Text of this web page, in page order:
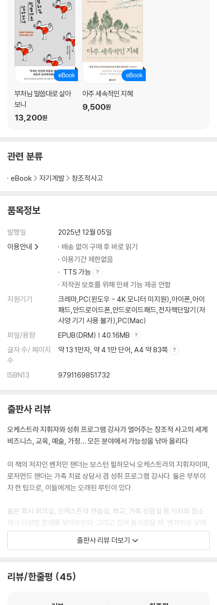
부처님 말씀대로 살아
보니
13,200원
아주 세속적인 지혜
9,500원
관련 분류
eBook 자기계발 창조적사고
품목정보
발행일
2025년 12월 05일
이용안내
배송 없이 구매 후 바로 읽기
이용기간 제한없음
TTS 가능
저작권 보호를 위해 인쇄 기능 제공 안함
지원기기
크레마,PC(윈도우 - 4K 모니터 미지원),아이폰,아이
패드,안드로이드폰,안드로이드패드,전자책단말기(저
사양 기기 사용 불가),PC(Mac)
파일/용량
EPUB(DRM) | 40.16MB
글자 수/ 페이지
수
약 13.1만자, 약 4.1만 단어, A4 약 83쪽
ISBN13 9791169851732
출판사 리뷰
오케스트라 지휘자와 성취 프로그램 강사가 열어주는 창조적 사고의 세계
비즈니스, 교육, 예술, 가정… 모든 분야에서 가능성을 낚아 올리다
이 책의 저자인 벤저민 잰더는 보스턴 필하모닉 오케스트라의 지휘자이며,
로저먼드 잰더는 가족 치료 상담사 겸 성취 프로그램 강사다. 둘은 부부이
자 한 팀으로, 이들에게는 오래된 루틴이 있다.
둘은 회사 회의실, 오케스트라 연습실, 학교, 가족 상담실 등 각자의 장소
에서 다양한 문제를 맞닥뜨린다. 그리고 집에 돌아왔을 때, 벤저민은 낮에
해결하지 못한 문제를 로저먼드에게 공유한다. 로저먼드는 벤저민의 문제
에 관해 완전히 새로운 시각을 제시하고, 벤저민은 이 방법을 무대로 가져
식으로 수십 년간 다양한 문제를 해결했고, 그 결과 분야를 넘나드는 방대
출판사 리뷰 더보기
리뷰/한줄평 45